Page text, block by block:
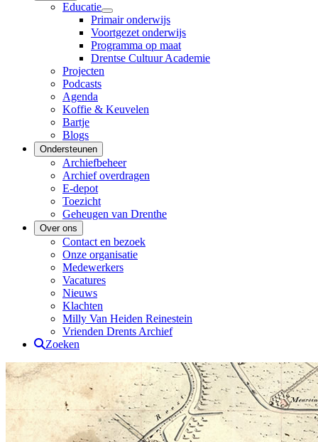
Educatie
Primair onderwijs
Voortgezet onderwijs
Programma op maat
Drentse Cultuur Academie
Projecten
Podcasts
Agenda
Koffie & Keuvelen
Bartje
Blogs
Ondersteunen
Archiefbeheer
Archief overdragen
E-depot
Toezicht
Geheugen van Drenthe
Over ons
Contact en bezoek
Onze organisatie
Medewerkers
Vacatures
Nieuws
Klachten
Milly Van Heiden Reinestein
Vrienden Drents Archief
Zoeken
Drents Archief